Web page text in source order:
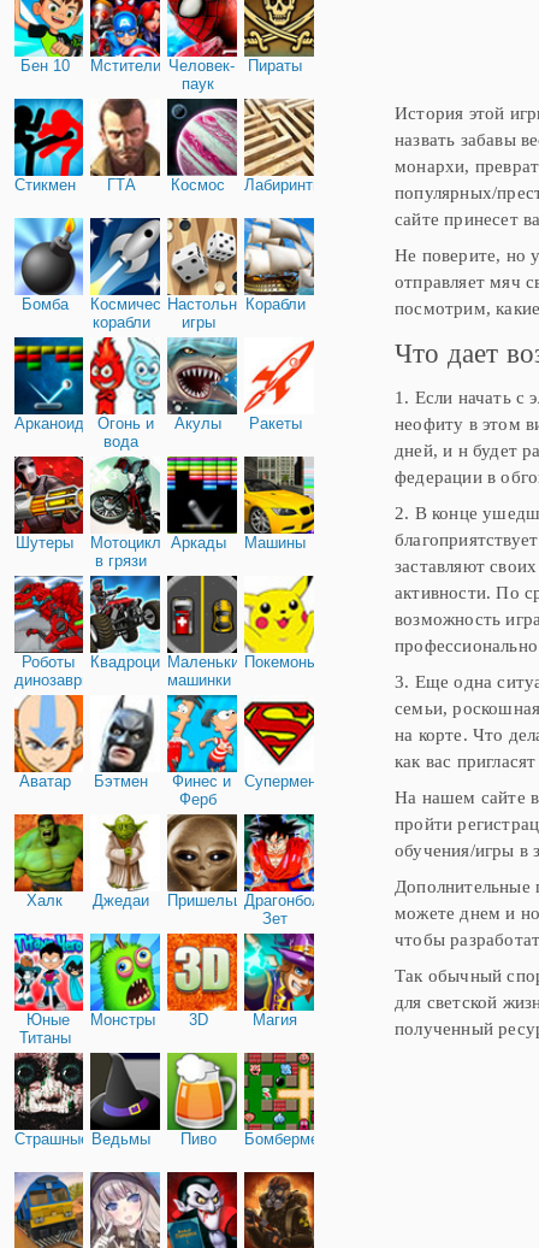
Бен 10 Мстители Человек-
паук
Пираты
Стикмен ГТА Космос Лабиринты
Бомба
Космические
корабли
Настольные
игры
Корабли
Арканоид
Огонь и
вода
Акулы Ракеты
Шутеры
Мотоциклы
в грязи
Аркады Машины
Роботы
динозавры
КвадроциклыМаленькие
машинки
Покемоны
Аватар Бэтмен
Финес и
Ферб
Супермен
Халк Джедаи ПришельцыДрагонболл
Зет
Юные
Титаны
Монстры 3D Магия
Страшные Ведьмы Пиво Бомбермен
История этой
назвать забавы
монархи,
популярных/
сайте принесет
Не поверите, но
отправляет мяч
посмотрим,
Что дает
1. Если начать с
неофиту в этом
дней, и н будет
федерации в
2. В конце
заставляют
активности. По
возможность
3. Еще одна
семьи,
на корте. Что
как вас
На нашем сайте
пройти
обучения/игры в
Дополнительные
можете днем и
чтобы
Так обычный
для светской
полученный